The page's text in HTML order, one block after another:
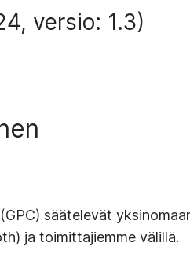
versio: 1.3)
säätelevät
ja toimittajiemme välillä.